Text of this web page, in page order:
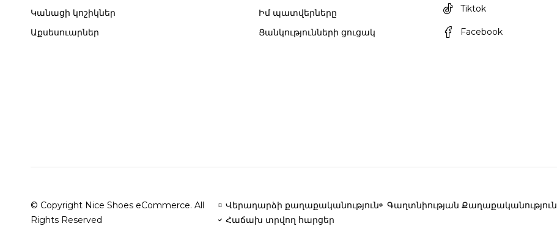
Կանացի կոշիկներ
Աքսեսուարներ
Իմ պատվերները
Ցանկությունների ցուցակ
Tiktok
Facebook
© Copyright Nice Shoes eCommerce. All
Rights Reserved
Վերադարձի քաղաքականություն
Գաղտնիության Քաղաքականություն
Հաճախ տրվող հարցեր